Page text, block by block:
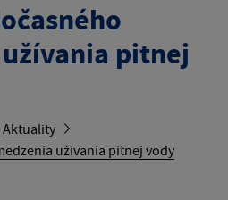
pitnej
Aktuality
užívania pitnej vody